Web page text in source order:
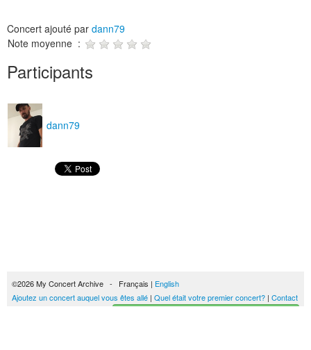
Concert ajouté par dann79
Note moyenne :
Participants
dann79
©2026 My Concert Archive - Français | English
Ajoutez un concert auquel vous êtes allé | Quel était votre premier concert? | Contact